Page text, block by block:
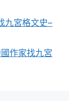
九宮格文史–
作家找九宮